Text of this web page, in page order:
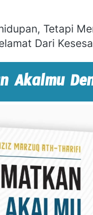
Tetapi
Dari
Akalmu